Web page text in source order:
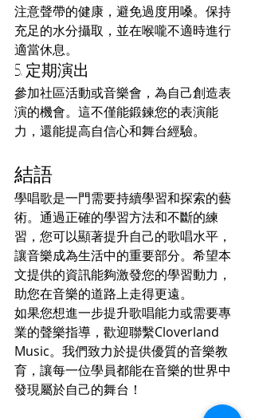
注意聲帶的健康，避免過度用嗓。保持
充足的水分攝取，並在喉嚨不適時進行
適當休息。
5. 定期演出
參加社區活動或音樂會，為自己創造表
演的機會。這不僅能鍛鍊您的表演能
力，還能提高自信心和舞台經驗。
結語
學唱歌是一門需要持續學習和探索的藝
術。通過正確的學習方法和不斷的練
習，您可以顯著提升自己的歌唱水平，
讓音樂成為生活中的重要部分。希望本
文提供的資訊能夠激發您的學習動力，
助您在音樂的道路上走得更遠。
如果您想進一步提升歌唱能力或需要專
業的聲樂指導，歡迎聯繫Cloverland
Music。我們致力於提供優質的音樂教
育，讓每一位學員都能在音樂的世界中
發現屬於自己的舞台！